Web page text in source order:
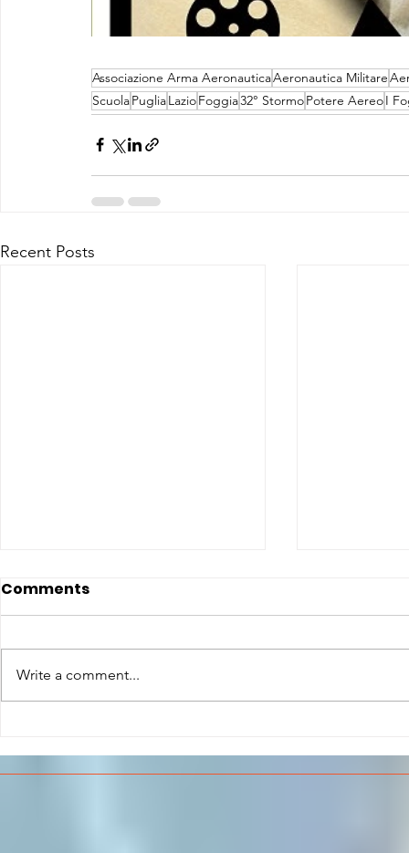
Associazione Arma AeronauticaAeronautica Militare
ScuolaPugliaLazioFoggia32° StormoPotere AereoI
Recent Posts
PERCORSO DI
FORMAZIONE SCUOLA
superiori
Comments
Write a comment...